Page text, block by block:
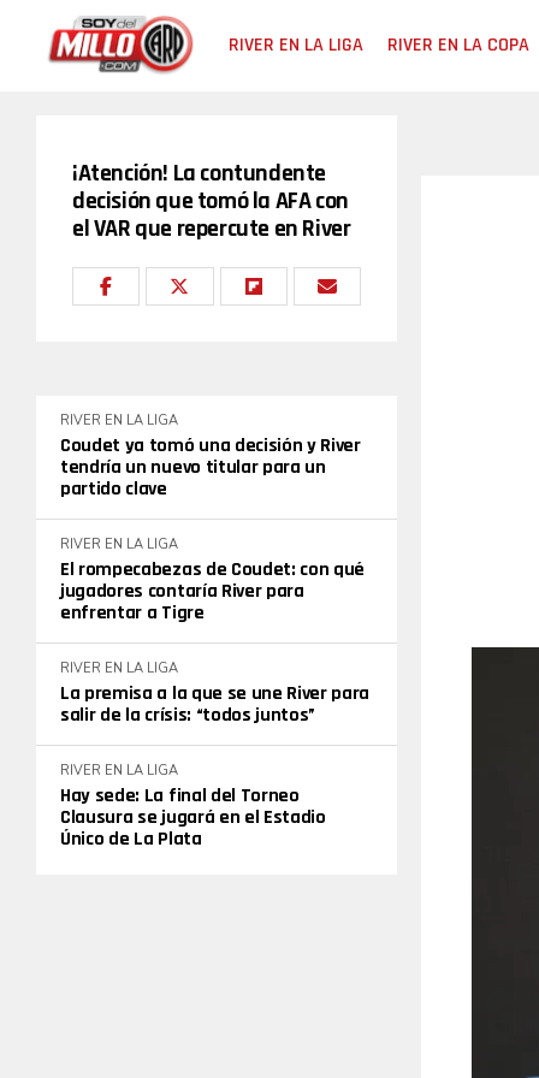
RIVER EN LA LIGA RIVER EN LA COPA
¡Atención! La contundente
decisión que tomó la AFA con
el VAR que repercute en River
RIVER EN LA LIGA
Coudet ya tomó una decisión y River
tendría un nuevo titular para un
partido clave
RIVER EN LA LIGA
El rompecabezas de Coudet: con qué
jugadores contaría River para
enfrentar a Tigre
RIVER EN LA LIGA
La premisa a la que se une River para
salir de la crísis: “todos juntos”
RIVER EN LA LIGA
Hay sede: La final del Torneo
Clausura se jugará en el Estadio
Único de La Plata